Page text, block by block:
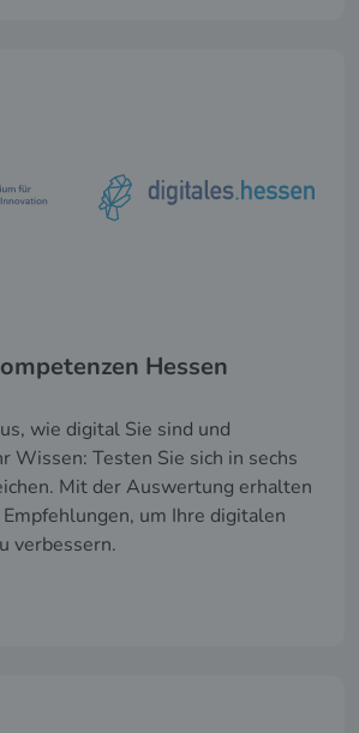
Hessen
wie digital Sie sind und
Wissen: Testen Sie sich in sechs
Mit der Auswertung erhalten
um Ihre digitalen
verbessern.